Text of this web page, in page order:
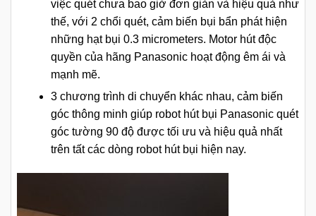
việc quét chưa bao giờ đơn giản và hiệu quả như
thế, với 2 chổi quét, cảm biến bụi bẩn phát hiện
những hạt bụi 0.3 micrometers. Motor hút độc
quyền của hãng Panasonic hoạt động êm ái và
mạnh mẽ.
3 chương trình di chuyển khác nhau, cảm biến
góc thông minh giúp robot hút bụi Panasonic quét
góc tường 90 độ được tối ưu và hiệu quả nhất
trên tất các dòng robot hút bụi hiện nay.